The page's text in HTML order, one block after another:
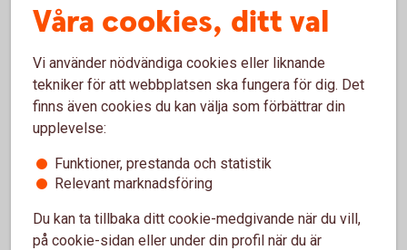
Internationella betalningar –
Filbetalningar
Integrerat med ditt affärssystem
Enkelt att hantera stora betalningsvolymer
Kontakta oss för att ansöka om tjänsten
Våra cookies, ditt val
Vi använder nödvändiga cookies eller liknande
tekniker för att webbplatsen ska fungera för dig. Det
finns även cookies du kan välja som förbättrar din
upplevelse:
Funktioner, prestanda och statistik
Relevant marknadsföring
Du kan ta tillbaka ditt cookie-medgivande när du vill,
på cookie-sidan eller under din profil när du är